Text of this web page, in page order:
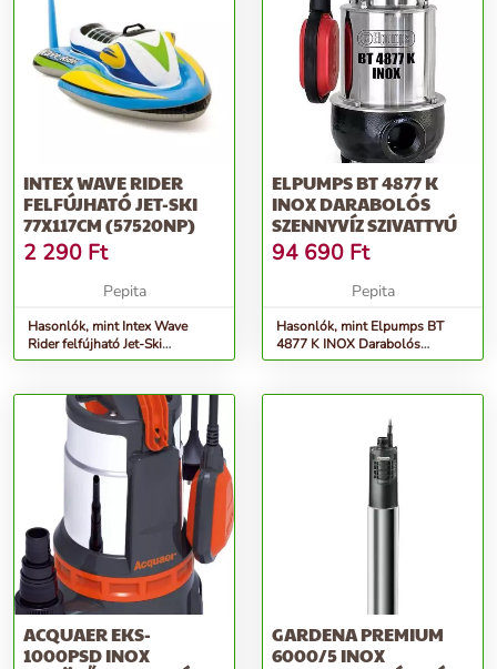
INTEX WAVE RIDER
FELFÚJHATÓ JET-SKI
77X117CM (57520NP)
2 290 Ft
Pepita
Hasonlók, mint Intex Wave
Rider felfújható Jet-Ski
77x117cm (57520NP)
ELPUMPS BT 4877 K
INOX DARABOLÓS
SZENNYVÍZ SZIVATTYÚ
94 690 Ft
Pepita
Hasonlók, mint Elpumps BT
4877 K INOX Darabolós
szennyvíz szivattyú
ACQUAER EKS-
1000PSD INOX
GARDENA PREMIUM
6000/5 INOX